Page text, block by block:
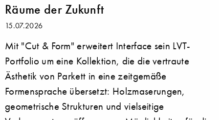
Räume der Zukunft
15.07.2026
Mit "Cut & Form" erweitert Interface sein LVT-
Portfolio um eine Kollektion, die die vertraute
Ästhetik von Parkett in eine zeitgemäße
Formensprache übersetzt: Holzmaserungen,
geometrische Strukturen und vielseitige